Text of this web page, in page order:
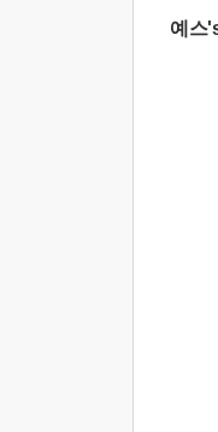
예스